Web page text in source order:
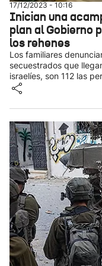
17/12/2023 - 10:16
Inician una
plan al Gobierno
los rehenes
Los familiares
secuestrados que
israelíes, son 112 las